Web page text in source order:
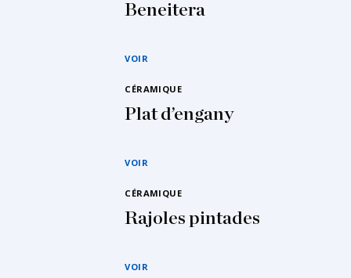
Beneitera
VOIR
CÉRAMIQUE
Plat d’engany
VOIR
CÉRAMIQUE
Rajoles pintades
VOIR